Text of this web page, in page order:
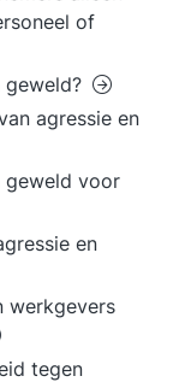
of
geweld?
agressie en
geweld voor
en
werkgevers
tegen